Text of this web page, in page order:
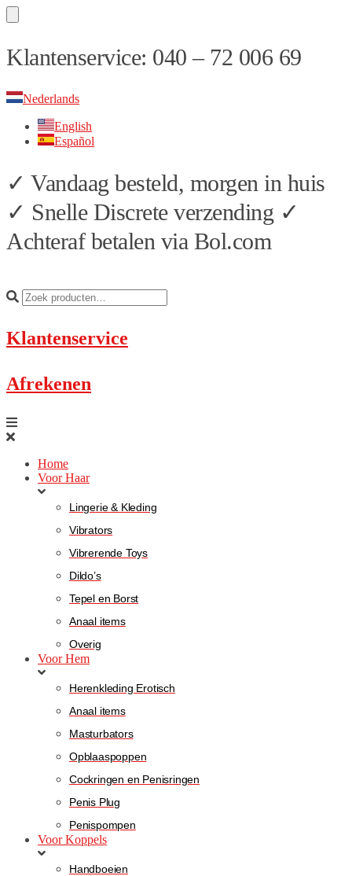
Skip
to
Skip
to
Klantenservice: 040 – 72 006 69
Nederlands
English
Español
✓ Vandaag besteld, morgen in huis
✓ Snelle Discrete verzending ✓
Achteraf betalen via Bol.com
Klantenservice
Afrekenen
Home
Voor Haar
Lingerie & Kleding
Vibrators
Vibrerende Toys
Dildo’s
Tepel en Borst
Anaal items
Overig
Voor Hem
Herenkleding Erotisch
Anaal items
Masturbators
Opblaaspoppen
Cockringen en Penisringen
Penis Plug
Penispompen
Voor Koppels
Handboeien